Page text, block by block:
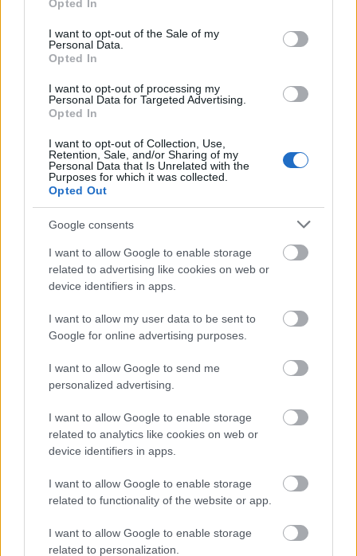
use your data for below specified purposes in below Google
consent section.
Opted In
I want to opt-out of the Sale of my
Personal Data.
Opted In
I want to opt-out of processing my
Personal Data for Targeted Advertising.
Opted In
I want to opt-out of Collection, Use,
Retention, Sale, and/or Sharing of my
Personal Data that Is Unrelated with the
Purposes for which it was collected.
Opted Out
Google consents
I want to allow Google to enable storage
related to advertising like cookies on web or
device identifiers in apps.
I want to allow my user data to be sent to
Google for online advertising purposes.
I want to allow Google to send me
personalized advertising.
I want to allow Google to enable storage
related to analytics like cookies on web or
device identifiers in apps.
I want to allow Google to enable storage
related to functionality of the website or app.
I want to allow Google to enable storage
related to personalization.
2. Kazakstan, +17,0
Prenumerera på vårt nyhetsbrev
Myhl
helt
överlä
gsen i
Classi
cs...
2 Myhl
siktar
på
hattri
Trysil
sprint
3
det i
Lyseb
otn
flera
svens
pallpl
och
startti
otn
Opp